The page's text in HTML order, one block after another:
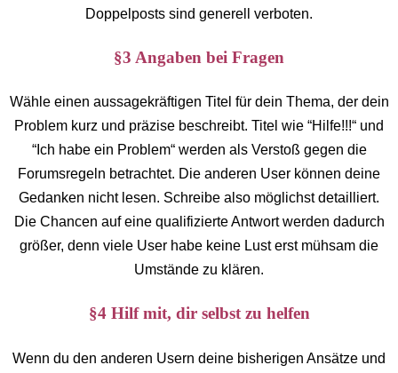
Doppelposts sind generell verboten.
§3 Angaben bei Fragen
Wähle einen aussagekräftigen Titel für dein Thema, der dein
Problem kurz und präzise beschreibt. Titel wie “Hilfe!!!“ und
“Ich habe ein Problem“ werden als Verstoß gegen die
Forumsregeln betrachtet. Die anderen User können deine
Gedanken nicht lesen. Schreibe also möglichst detailliert.
Die Chancen auf eine qualifizierte Antwort werden dadurch
größer, denn viele User habe keine Lust erst mühsam die
Umstände zu klären.
§4 Hilf mit, dir selbst zu helfen
Wenn du den anderen Usern deine bisherigen Ansätze und